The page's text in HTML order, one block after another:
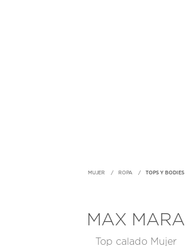
MUJER ROPA TOPS Y BODIES
MAX MARA
Top calado Mujer